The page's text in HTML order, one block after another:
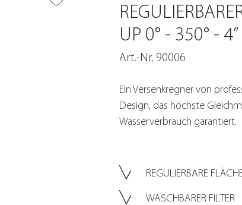
UP 0° - 350° - 4”
Art.-Nr. 90006
Ein Versenkregner von
Design, das höchste
Wasserverbrauch garantiert.
REGULIERBARE
WASCHBARER FILTER